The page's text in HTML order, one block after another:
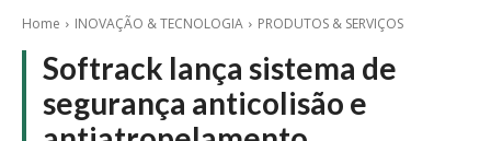
Home INOVAÇÃO & TECNOLOGIA PRODUTOS & SERVIÇOS
Softrack lança sistema de
segurança anticolisão e